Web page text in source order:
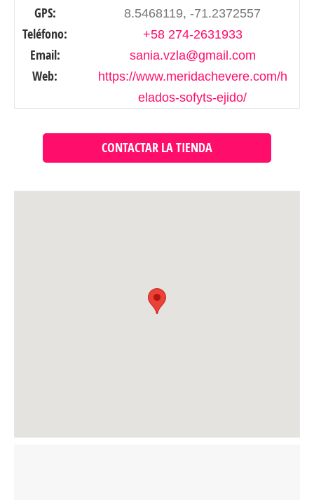
GPS: 8.5468119, -71.2372557
Teléfono: +58 274-2631933
Email: sania.vzla@gmail.com
Web:
https://www.meridachevere.com/h
elados-sofyts-ejido/
CONTACTAR LA TIENDA